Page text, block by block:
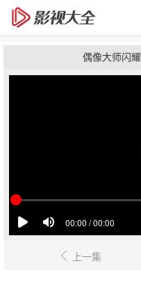
偶像大师闪
上一集